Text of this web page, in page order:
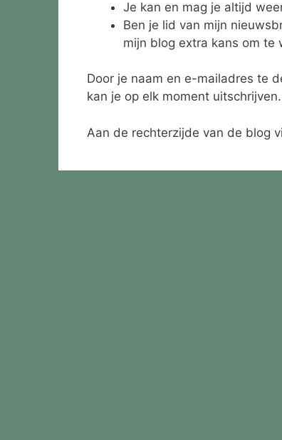
Je kan en mag je altijd
Ben je lid van mijn
mijn blog extra kans om te
Door je naam en e-mailadres te
kan je op elk moment uitschrijven.
Aan de rechterzijde van de blog